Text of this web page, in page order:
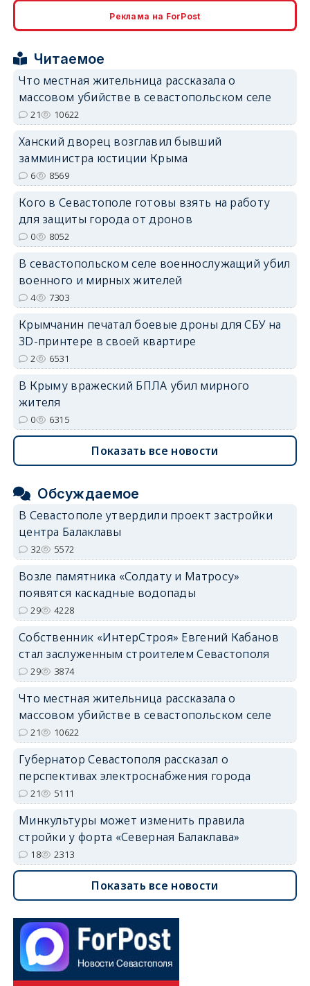
Реклама на ForPost
Читаемое
Что местная жительница рассказала о
массовом убийстве в севастопольском селе
21 10622
Ханский дворец возглавил бывший
замминистра юстиции Крыма
6 8569
Кого в Севастополе готовы взять на работу
для защиты города от дронов
0 8052
В севастопольском селе военнослужащий убил
военного и мирных жителей
4 7303
Крымчанин печатал боевые дроны для СБУ на
3D-принтере в своей квартире
2 6531
В Крыму вражеский БПЛА убил мирного
жителя
0 6315
Показать все новости
Обсуждаемое
В Севастополе утвердили проект застройки
центра Балаклавы
32 5572
Возле памятника «Солдату и Матросу»
появятся каскадные водопады
29 4228
Собственник «ИнтерСтроя» Евгений Кабанов
стал заслуженным строителем Севастополя
29 3874
Что местная жительница рассказала о
массовом убийстве в севастопольском селе
21 10622
Губернатор Севастополя рассказал о
перспективах электроснабжения города
21 5111
Минкультуры может изменить правила
стройки у форта «Северная Балаклава»
18 2313
Показать все новости